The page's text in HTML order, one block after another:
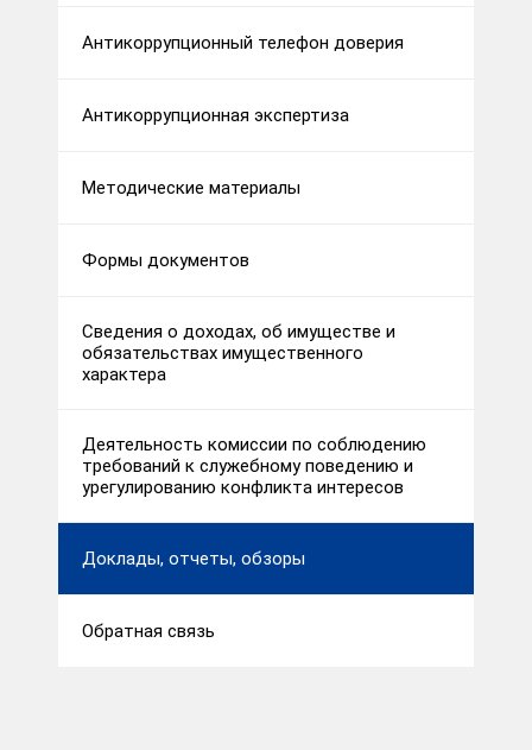
Антикоррупционный телефон доверия
Антикоррупционная экспертиза
Методические материалы
Формы документов
Сведения о доходах, об имуществе и
обязательствах имущественного
характера
Деятельность комиссии по соблюдению
требований к служебному поведению и
урегулированию конфликта интересов
Доклады, отчеты, обзоры
Обратная связь